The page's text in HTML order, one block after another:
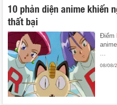
10 phản diện anime khiến
thất bại
Điểm
08/08/